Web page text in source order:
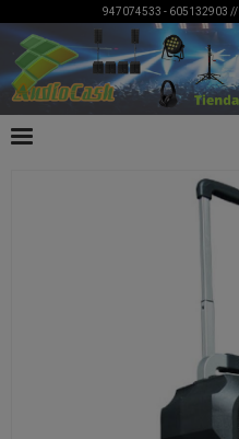
947074533 - 605132903 //